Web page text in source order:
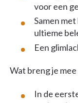
voor een
Samen
ultieme
Een
Wat breng je mee
In de